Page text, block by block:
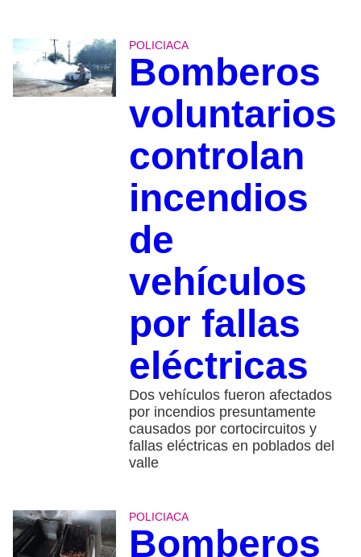
POLICIACA
Bomberos
voluntarios
controlan
incendios
de
vehículos
por fallas
eléctricas
Dos vehículos fueron afectados
por incendios presuntamente
causados por cortocircuitos y
fallas eléctricas en poblados del
valle
POLICIACA
Bomberos